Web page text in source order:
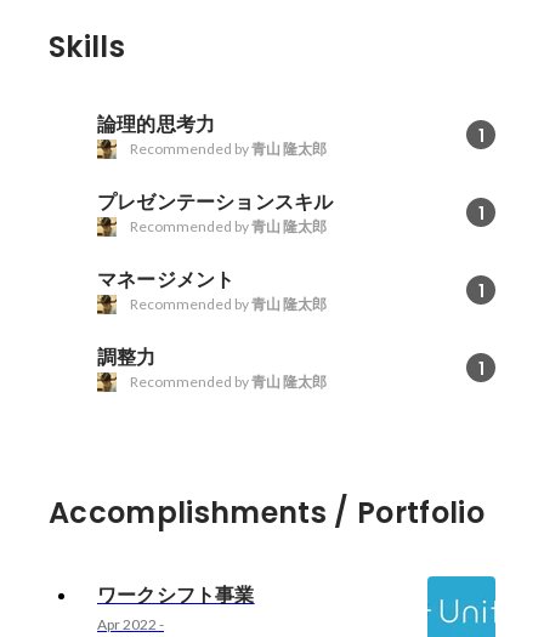
Skills
論理的思考力 1
Recommended by青山 隆太郎
プレゼンテーションスキル 1
Recommended by青山 隆太郎
マネージメント 1
Recommended by青山 隆太郎
調整力 1
Recommended by青山 隆太郎
Accomplishments / Portfolio
ワークシフト事業
Apr 2022 -